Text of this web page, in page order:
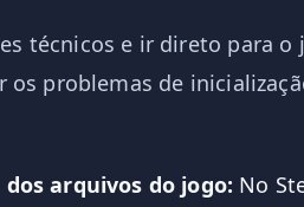
técnicos e ir direto para o
problemas de
arquivos do jogo: No